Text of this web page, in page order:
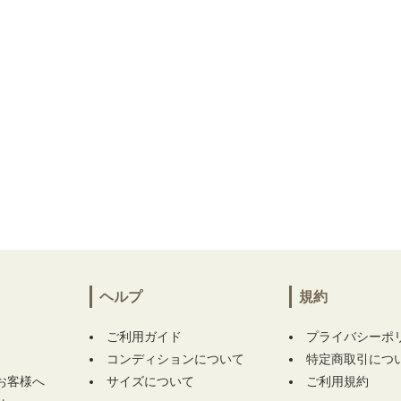
客様へ
ヘルプ
ご利用ガイド
コンディションについて
サイズについて
規約
プライバシーポ
特定商取引につ
ご利用規約